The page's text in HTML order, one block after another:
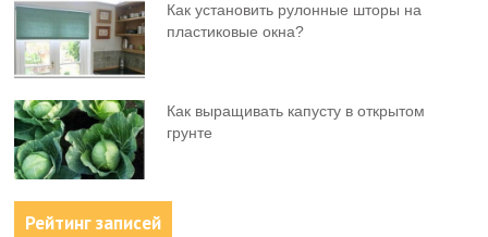
Как установить рулонные шторы на
пластиковые окна?
Как выращивать капусту в открытом
грунте
Рейтинг записей